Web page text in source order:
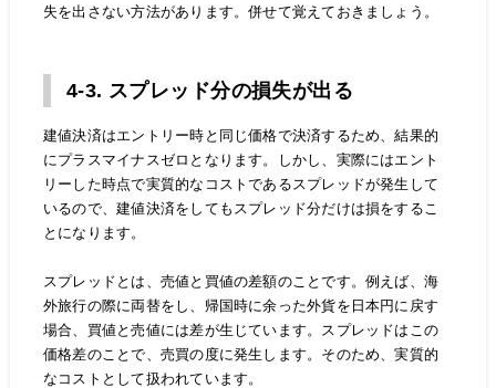
失を出さない方法があります。併せて覚えておきましょう。
4-3. スプレッド分の損失が出る
建値決済はエントリー時と同じ価格で決済するため、結果的
にプラスマイナスゼロとなります。しかし、実際にはエント
リーした時点で実質的なコストであるスプレッドが発生して
いるので、建値決済をしてもスプレッド分だけは損をするこ
とになります。
スプレッドとは、売値と買値の差額のことです。例えば、海
外旅行の際に両替をし、帰国時に余った外貨を日本円に戻す
場合、買値と売値には差が生じています。スプレッドはこの
価格差のことで、売買の度に発生します。そのため、実質的
なコストとして扱われています。